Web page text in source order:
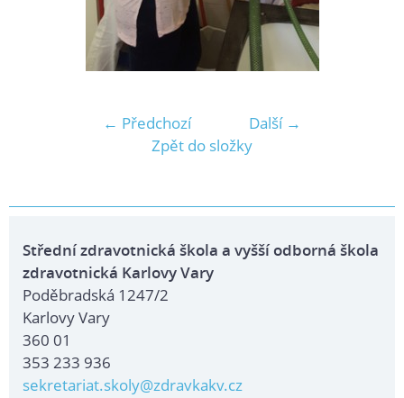
← Předchozí
Další →
Zpět do složky
Střední zdravotnická škola a vyšší odborná škola
zdravotnická Karlovy Vary
Poděbradská 1247/2
Karlovy Vary
360 01
353 233 936
sekretariat.skoly@zdravkakv.cz